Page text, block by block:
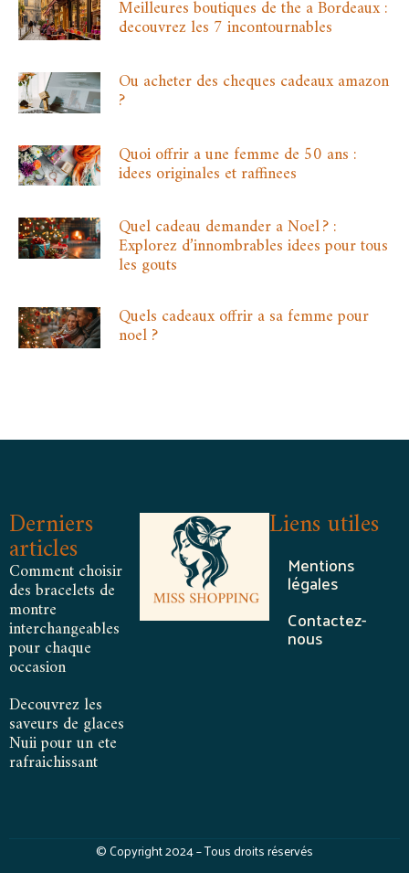
Meilleures boutiques de the a Bordeaux :
decouvrez les 7 incontournables
Ou acheter des cheques cadeaux amazon
?
Quoi offrir a une femme de 50 ans :
idees originales et raffinees
Quel cadeau demander a Noel ? :
Explorez d’innombrables idees pour tous
les gouts
Quels cadeaux offrir a sa femme pour
noel ?
Derniers
articles
Comment choisir
des bracelets de
montre
interchangeables
pour chaque
occasion
Decouvrez les
saveurs de glaces
Nuii pour un ete
rafraichissant
Liens utiles
Mentions
légales
Contactez-
nous
© Copyright 2024 – Tous droits réservés